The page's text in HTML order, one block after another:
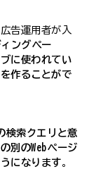
告運用者が入
ングペー
に使われてい
作ることがで
検索クエリと意
別のWebページ
になります。